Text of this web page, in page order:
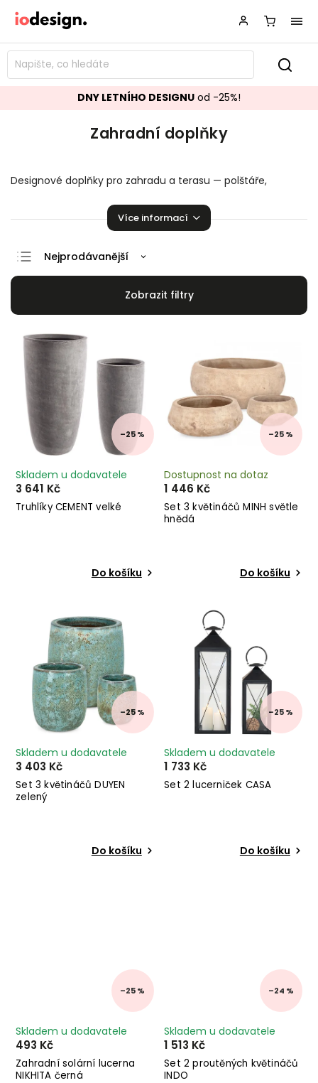
DNY LETNÍHO DESIGNU od -25%!
Zahradní doplňky
Designové doplňky pro zahradu a terasu — polštáře,
Více informací
Doporučujeme
Nejprodávanější
Abecedně
–25 %
Truhlíky CEMENT velké
Skladem u dodavatele
3 641 Kč
Do košíku
–25 %
Set 3 květináčů MINH světle
hnědá
Dostupnost na dotaz
1 446 Kč
Do košíku
–25 %
Set 3 květináčů DUYEN
zelený
Skladem u dodavatele
3 403 Kč
Do košíku
–25 %
Set 2 lucerniček CASA
Skladem u dodavatele
1 733 Kč
Do košíku
–25 %
Zahradní solární lucerna
NIKHITA černá
Skladem u dodavatele
493 Kč
–24 %
Set 2 proutěných květináčů
INDO
Skladem u dodavatele
1 513 Kč